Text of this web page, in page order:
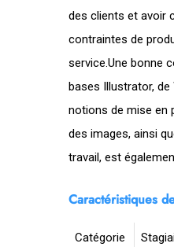
des clients et avoir
contraintes de
service.Une bonne
bases Illustrator, de
notions de mise en
des images, ainsi
travail, est
Caractéristiques
Catégorie